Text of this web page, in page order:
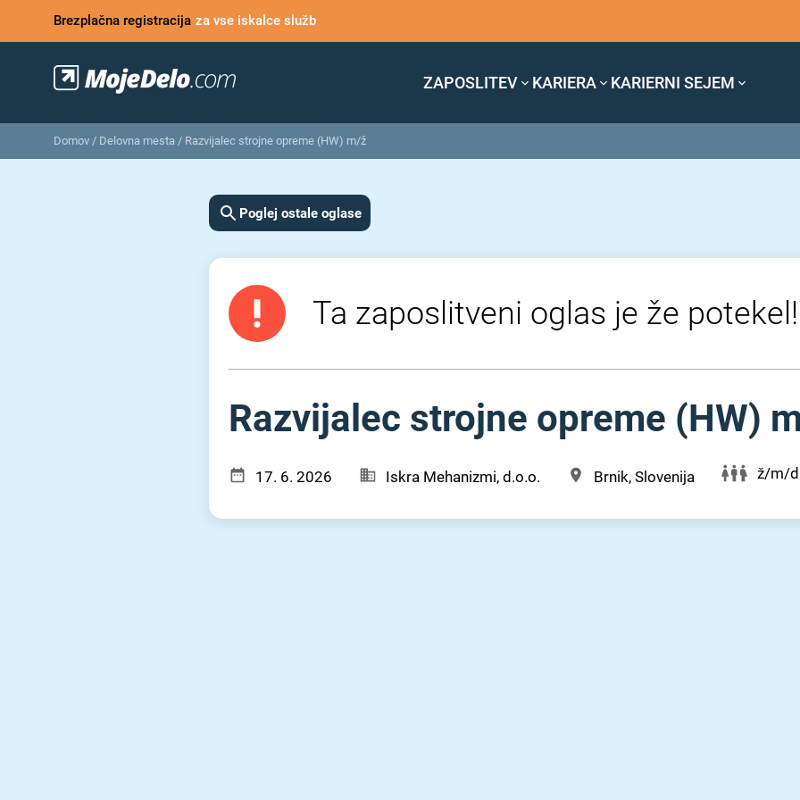
Brezplačna registracija za vse iskalce služb
ZAPOSLITEV KARIERA KARIERNI SEJEM
Domov / Delovna mesta / Razvijalec strojne opreme (HW) m/ž
Poglej ostale oglase
Ta zaposlitveni oglas je že potekel!
Razvijalec strojne opreme (HW)
17. 6. 2026 Iskra Mehanizmi, d.o.o. Brnik, Slovenija ž/m/d